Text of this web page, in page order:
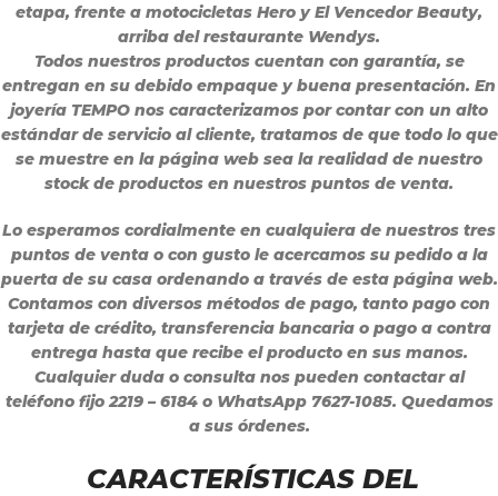
etapa, frente a motocicletas Hero y El Vencedor Beauty,
arriba del restaurante Wendys.
Todos nuestros productos cuentan con garantía, se
entregan en su debido empaque y buena presentación. En
joyería TEMPO nos caracterizamos por contar con un alto
estándar de servicio al cliente, tratamos de que todo lo que
se muestre en la página web sea la realidad de nuestro
stock de productos en nuestros puntos de venta.
Lo esperamos cordialmente en cualquiera de nuestros tres
puntos de venta o con gusto le acercamos su pedido a la
puerta de su casa ordenando a través de esta página web.
Contamos con diversos métodos de pago, tanto pago con
tarjeta de crédito, transferencia bancaria o pago a contra
entrega hasta que recibe el producto en sus manos.
Cualquier duda o consulta nos pueden contactar al
teléfono fijo 2219 – 6184 o WhatsApp 7627-1085. Quedamos
a sus órdenes.
CARACTERÍSTICAS DEL